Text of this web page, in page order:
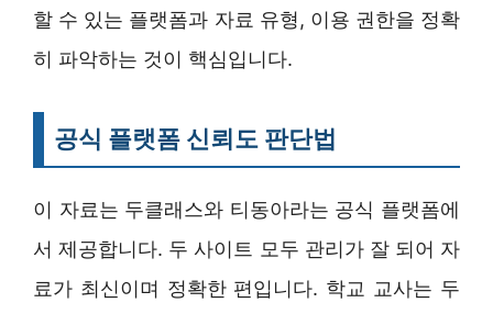
할 수 있는 플랫폼과 자료 유형, 이용 권한을 정확
히 파악하는 것이 핵심입니다.
공식 플랫폼 신뢰도 판단법
이 자료는 두클래스와 티동아라는 공식 플랫폼에
서 제공합니다. 두 사이트 모두 관리가 잘 되어 자
료가 최신이며 정확한 편입니다. 학교 교사는 두